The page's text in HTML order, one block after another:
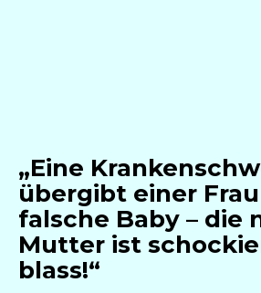
„Eine
übergibt einer
falsche Baby – die
Mutter ist
blass!“